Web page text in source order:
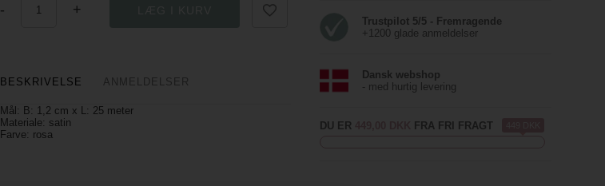
- +
BESKRIVELSE ANMELDELSER
Mål: B: 1,2 cm x L: 25 meter
Materiale: satin
Farve: rosa
Trustpilot 5/5 - Fremragende
+1200 glade anmeldelser
Dansk webshop
- med hurtig levering
DU ER FRA FRI FRAGT